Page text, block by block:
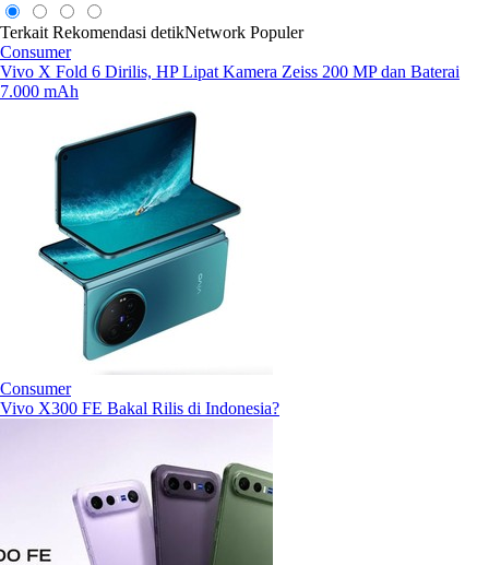
Terkait Rekomendasi detikNetwork Populer
Consumer
Vivo X Fold 6 Dirilis, HP Lipat Kamera Zeiss 200 MP dan Baterai
7.000 mAh
Consumer
Vivo X300 FE Bakal Rilis di Indonesia?